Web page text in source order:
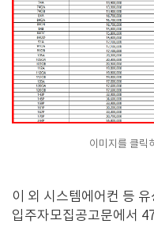
이미지를 클릭
이 외 시스템에어컨 등
입주자모집공고문에서